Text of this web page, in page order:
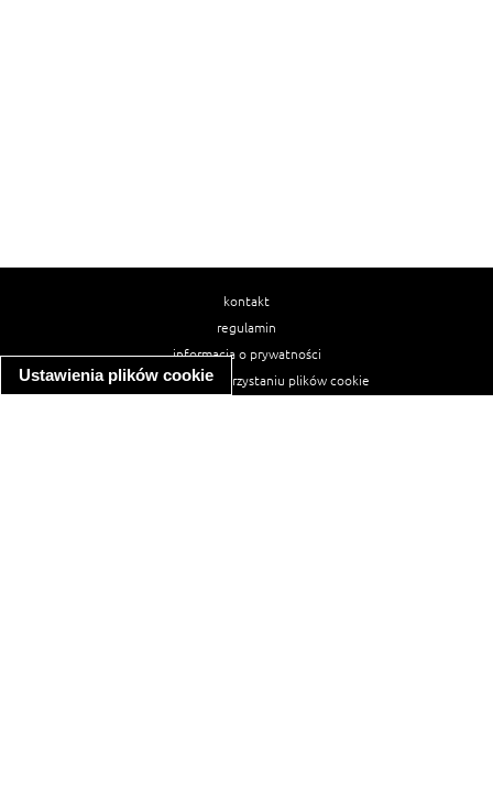
Ustawienia plików cookie
kontakt
regulamin
informacja o prywatności
informacja o wykorzystaniu plików cookie